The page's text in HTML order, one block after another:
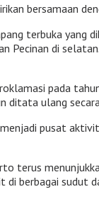
bersamaan
terbuka yang
Pecinan di
pada
ditata ulang
pusat
terus
di berbagai sudut